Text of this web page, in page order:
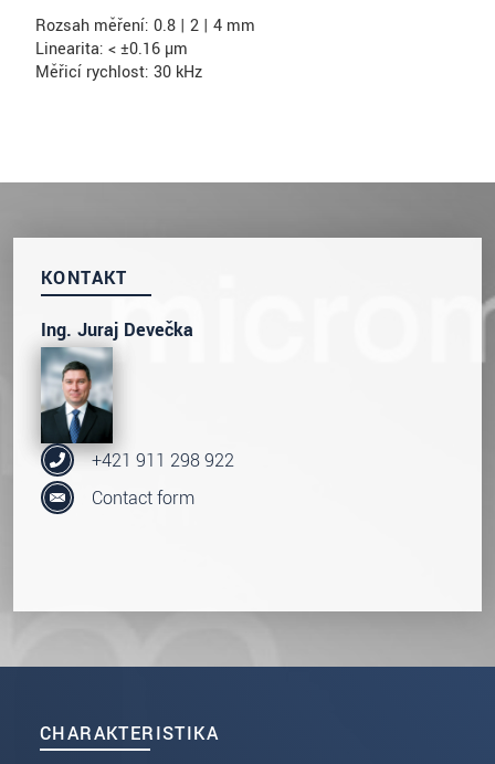
Rozsah měření: 0.8 | 2 | 4 mm
Linearita: < ±0.16 µm
Měřicí rychlost: 30 kHz
CHARAKTERISTIKA
KONTAKT
Ing. Juraj Devečka
+421 911 298 922
Contact form